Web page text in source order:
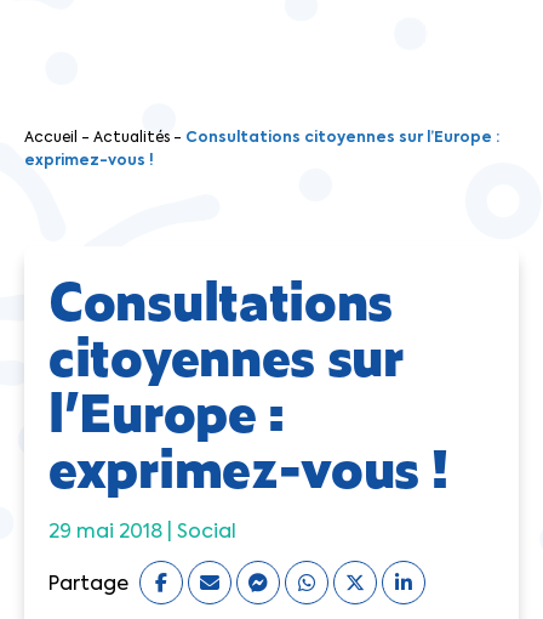
Accueil - Actualités - Consultations citoyennes sur l’Europe :
exprimez-vous !
Consultations
citoyennes sur
l’Europe :
exprimez-vous !
29 mai 2018 | Social
Partage